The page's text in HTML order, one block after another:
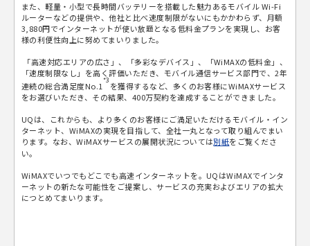
また、軽量・小型で長時間バッテリーを搭載した魅力あるモバイル Wi-Fi
ルーターなどの提供や、他社と比べ速度制限がないにもかかわらず、月額
3,880円でインターネットが使い放題となる低料金プランを実現し、お客
様の利便性向上に努めてまいりました。
「高速対応エリアの広さ」、「多彩なデバイス」、「WiMAXの低料金」、
「速度制限なし」を高く評価いただき、モバイル通信サービス部門で、2年
連続の総合満足度No.1
*3
を獲得するなど、多くのお客様にWiMAXサービス
をお選びいただき、その結果、400万契約を達成することができました。
UQは、これからも、より多くのお客様にご満足いただけるモバイル・イン
ターネット、WiMAXの実現を目指して、全社一丸となって取り組んでまい
ります。なお、WiMAXサービスの展開状況については別紙をご覧くださ
い。
WiMAXでいつでもどこでも高速インターネットを。UQはWiMAXでインタ
ーネットの新たな可能性をご提案し、サービスの充実およびエリアの拡大
につとめてまいります。